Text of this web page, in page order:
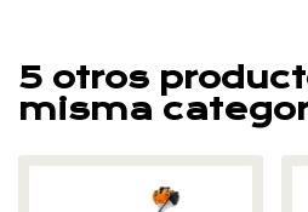
5 otros
misma